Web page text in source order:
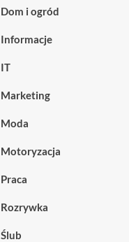
Dom i ogród
Informacje
IT
Marketing
Moda
Motoryzacja
Praca
Rozrywka
Ślub